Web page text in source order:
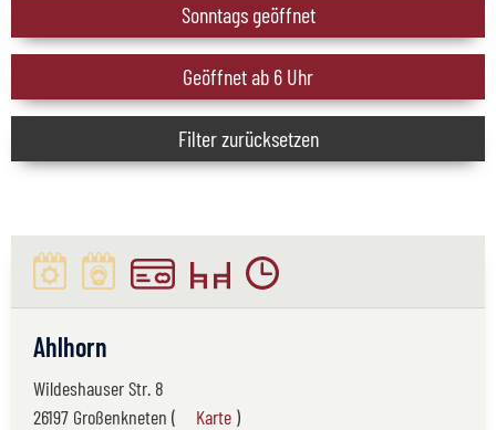
Sonntags geöffnet
Geöffnet ab 6 Uhr
Filter zurücksetzen
Ahlhorn
Wildeshauser Str. 8
26197 Großenkneten (
Karte )